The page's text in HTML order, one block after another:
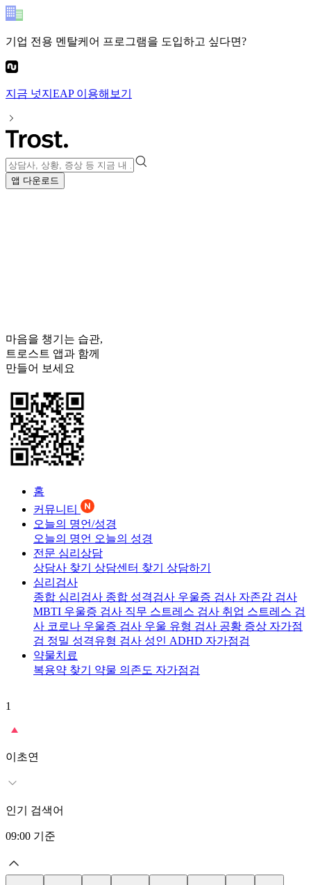
기업 전용 멘탈케어 프로그램을 도입하고 싶다면?
지금 넛지EAP이용해보기
앱 다운로드
마음을 챙기는 습관,
트로스트 앱과 함께
만들어 보세요
홈
커뮤니티
오늘의 명언/성경
오늘의 명언 오늘의 성경
전문 심리상담
상담사 찾기 상담센터 찾기 상담하기
심리검사
종합 심리검사 종합 성격검사 우울증 검사 자존감 검사
MBTI 우울증 검사 직무 스트레스 검사 취업 스트레스 검
사 코로나 우울증 검사 우울 유형 검사 공황 증상 자가점
검 정밀 성격유형 검사 성인 ADHD 자가점검
약물치료
복용약 찾기 약물 의존도 자가점검
1
이초연
인기 검색어
09:00 기준